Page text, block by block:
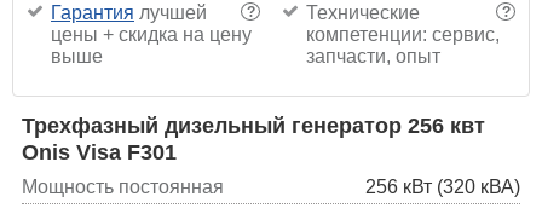
?
Гарантия лучшей
цены + скидка на цену
выше
?
Технические
компетенции: сервис,
запчасти, опыт
Трехфазный дизельный генератор 256 квт
Onis Visa F301
Мощность постоянная
256 кВт (320 кВА)